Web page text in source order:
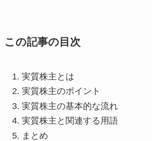
この記事の目次
実質株主とは
実質株主のポイント
実質株主の基本的な流れ
実質株主と関連する用語
まとめ